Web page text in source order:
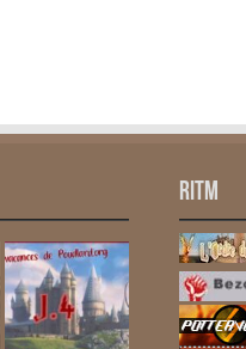
RITM